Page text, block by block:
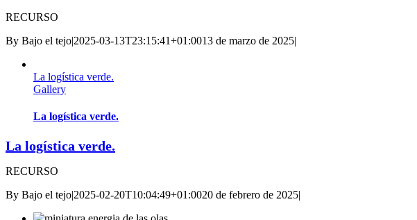
RECURSO
By Bajo el tejo|2025-03-13T23:15:41+01:0013 de marzo de 2025|
La logística verde.
Gallery
La logística verde.
La logística verde.
RECURSO
By Bajo el tejo|2025-02-20T10:04:49+01:0020 de febrero de 2025|